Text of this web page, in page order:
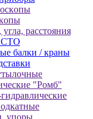
paccтoяния
CТО
балки / краны
"Ромб"
упоры